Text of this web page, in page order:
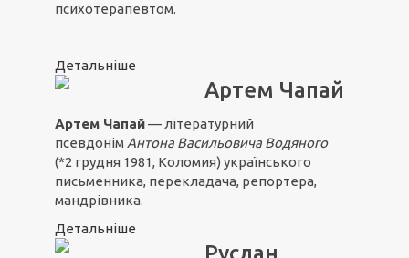
психотерапевтом.
Детальніше
Артем Чапай
Артем Чапай— літературний
псевдонім Антона Васильовича Водяного
(*2 грудня 1981, Коломия) українського
письменника, перекладача, репортера,
мандрівника.
Детальніше
Руслан